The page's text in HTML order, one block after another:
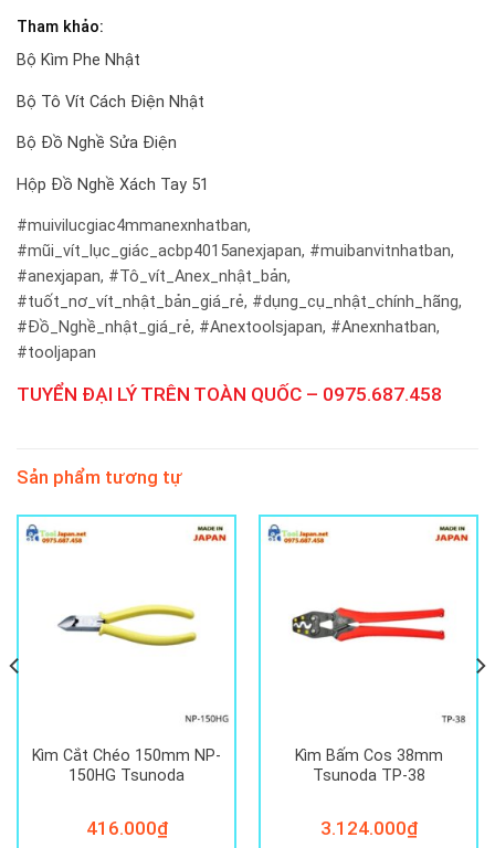
Tham khảo:
Bộ Kìm Phe Nhật
Bộ Tô Vít Cách Điện Nhật
Bộ Đồ Nghề Sửa Điện
Hộp Đồ Nghề Xách Tay 51
#muivilucgiac4mmanexnhatban,
#mũi_vít_lục_giác_acbp4015anexjapan, #muibanvitnhatban,
#anexjapan, #Tô_vít_Anex_nhật_bản,
#tuốt_nơ_vít_nhật_bản_giá_rẻ, #dụng_cụ_nhật_chính_hãng,
#Đồ_Nghề_nhật_giá_rẻ, #Anextoolsjapan, #Anexnhatban,
#tooljapan
TUYỂN ĐẠI LÝ TRÊN TOÀN QUỐC – 0975.687.458
Sản phẩm tương tự
Kìm Cắt Chéo 150mm NP-
150HG Tsunoda
416.000₫
Kìm Bấm Cos 38mm
Tsunoda TP-38
3.124.000₫